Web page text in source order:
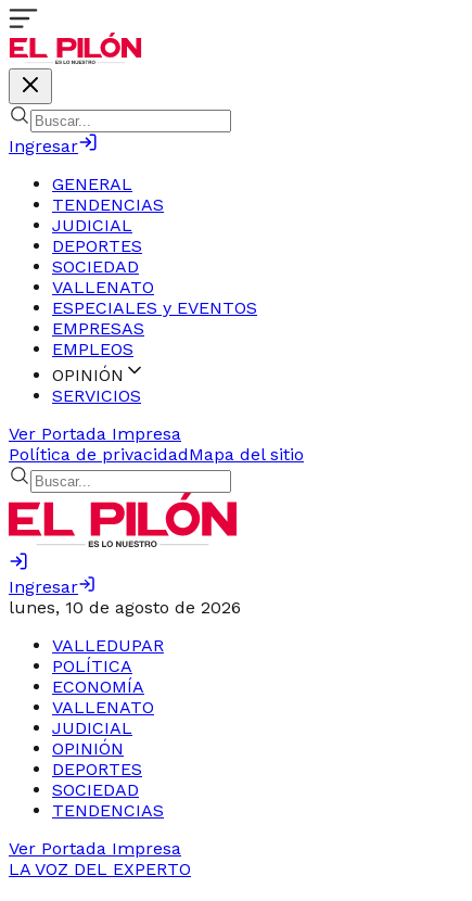
Ingresar
GENERAL
TENDENCIAS
JUDICIAL
DEPORTES
SOCIEDAD
VALLENATO
ESPECIALES y EVENTOS
EMPRESAS
EMPLEOS
OPINIÓN
SERVICIOS
Ver Portada Impresa
Política de privacidadMapa del sitio
Ingresar
lunes, 10 de agosto de 2026
VALLEDUPAR
POLÍTICA
ECONOMÍA
VALLENATO
JUDICIAL
OPINIÓN
DEPORTES
SOCIEDAD
TENDENCIAS
Ver Portada Impresa
LA VOZ DEL EXPERTO